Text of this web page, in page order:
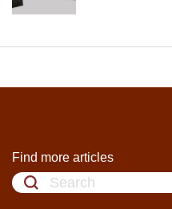
Find more articles